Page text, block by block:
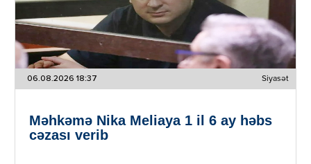
06.08.2026 18:37 Siyasət
Məhkəmə Nika Meliaya 1 il 6 ay həbs
cəzası verib